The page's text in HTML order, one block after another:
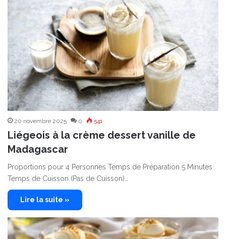
20 novembre 2025 0 541
Liégeois à la crème dessert vanille de
Madagascar
Proportions pour 4 Personnes Temps de Préparation 5 Minutes
Temps de Cuisson (Pas de Cuisson)…
Lire la suite »